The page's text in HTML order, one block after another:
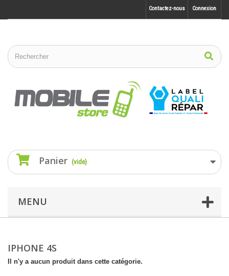
Connexion
Contactez-nous
Panier (vide)
MENU
IPHONE 4S
Il n'y a aucun produit dans cette catégorie.